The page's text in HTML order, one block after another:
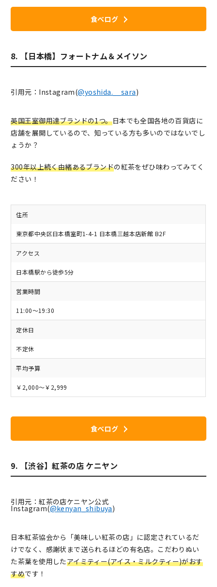
食べログ
8. 【日本橋】フォートナム＆メイソン
引用元：Instagram(@yoshida.__sara)
英国王室御用達ブランドの1つ。日本でも全国各地の百貨店に
店舗を展開しているので、知っている方も多いのではないでし
ょうか？
300年以上続く由緒あるブランドの紅茶をぜひ味わってみてく
ださい！
住所
東京都中央区日本橋室町1-4-1 日本橋三越本店新館 B2F
アクセス
日本橋駅から徒歩5分
営業時間
11:00～19:30
定休日
不定休
平均予算
￥2,000～￥2,999
食べログ
9. 【渋谷】紅茶の店 ケニヤン
引用元：紅茶の店ケニヤン公式
Instagram(@kenyan_shibuya)
日本紅茶協会から「美味しい紅茶の店」に認定されているだ
けでなく、感謝状まで送られるほどの有名店。こだわりぬい
た茶葉を使用したアイミティー(アイス・ミルクティー)がおす
すめです！